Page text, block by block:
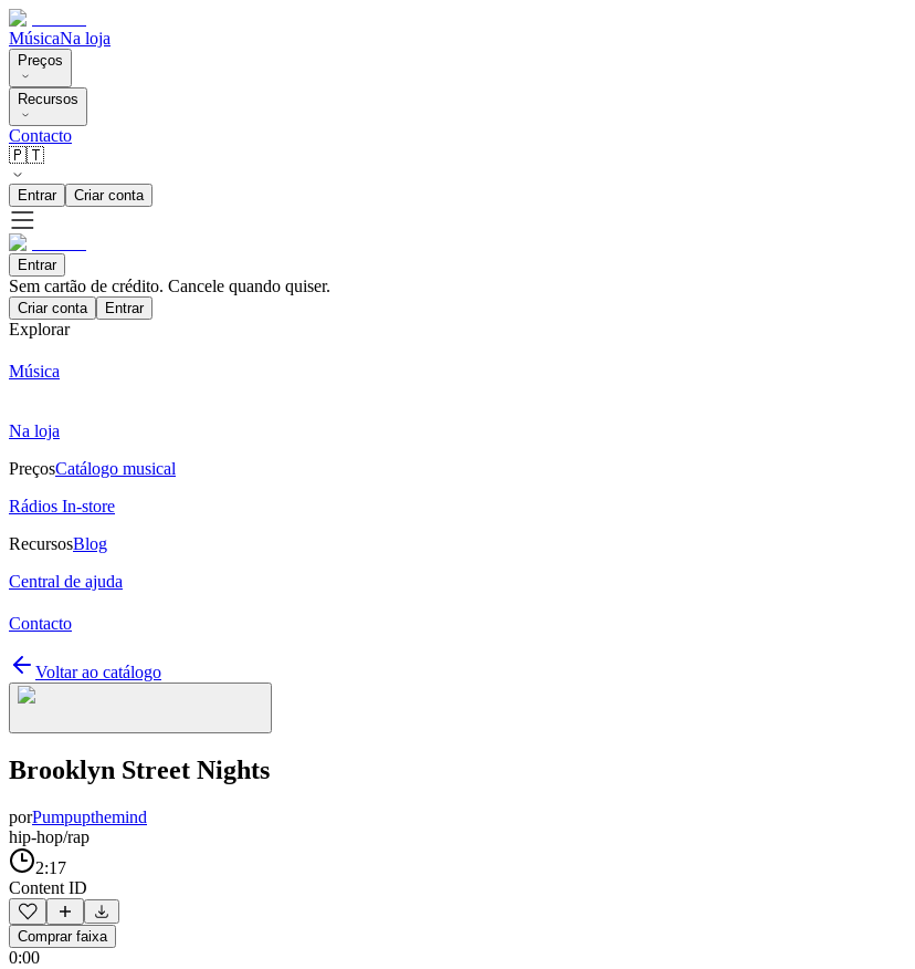
MúsicaNa loja
Preços
Recursos
Contacto
🇵🇹
Entrar Criar conta
Entrar
Sem cartão de crédito. Cancele quando quiser.
Criar conta Entrar
Explorar
Música
Na loja
PreçosCatálogo musical
Rádios In-store
RecursosBlog
Central de ajuda
Contacto
Voltar ao catálogo
Brooklyn Street Nights
porPumpupthemind
hip-hop/rap
2:17
Content ID
Comprar faixa
0:00